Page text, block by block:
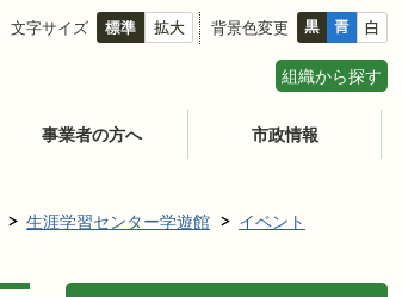
文字サイズ 背景色変更
組織から探す
事業者の方へ 市政情報
生涯学習センター学遊館
イベント